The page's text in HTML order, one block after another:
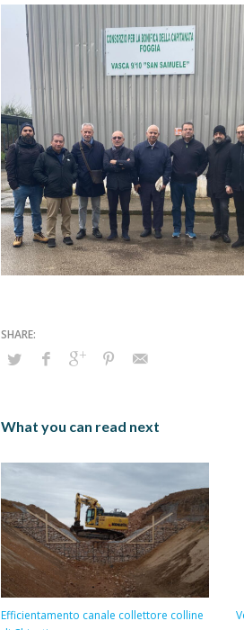
What you can read next
Efficientamento canale collettore colline